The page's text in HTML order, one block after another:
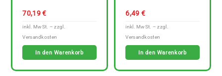
70,19€
In den Warenkorb
6,49 €
In den Warenkorb